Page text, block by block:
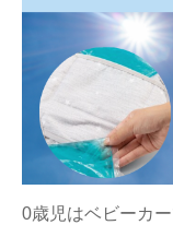
0歳児はベビーカ